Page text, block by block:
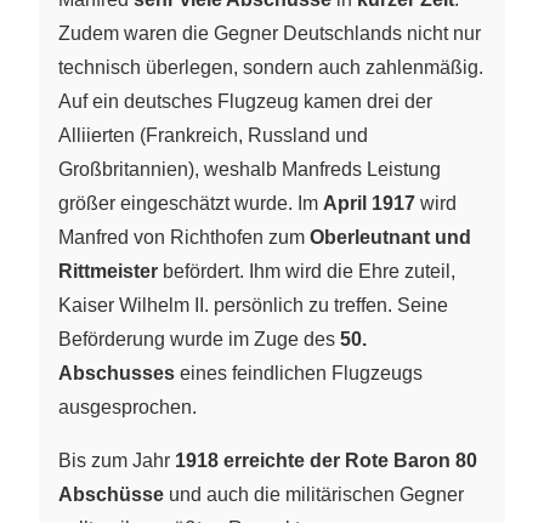
Zudem waren die Gegner Deutschlands nicht nur
technisch überlegen, sondern auch zahlenmäßig.
Auf ein deutsches Flugzeug kamen drei der
Alliierten (Frankreich, Russland und
Großbritannien), weshalb Manfreds Leistung
größer eingeschätzt wurde. Im April 1917 wird
Manfred von Richthofen zum Oberleutnant und
Rittmeister befördert. Ihm wird die Ehre zuteil,
Kaiser Wilhelm II. persönlich zu treffen. Seine
Beförderung wurde im Zuge des 50.
Abschusses eines feindlichen Flugzeugs
ausgesprochen.
Bis zum Jahr 1918 erreichte der Rote Baron 80
Abschüsse und auch die militärischen Gegner